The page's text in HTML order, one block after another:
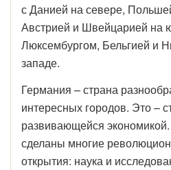
с Данией на севере,
Австрией и Швейцарией на
Люксембургом, Бельгией и
западе.
Германия – страна
интересных городов. Это –
развивающейся
сделаны многие
открытия: наука и